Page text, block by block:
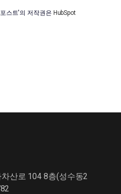
스트'의 저작권은 HubSpot
산로 104 8층(성수동2